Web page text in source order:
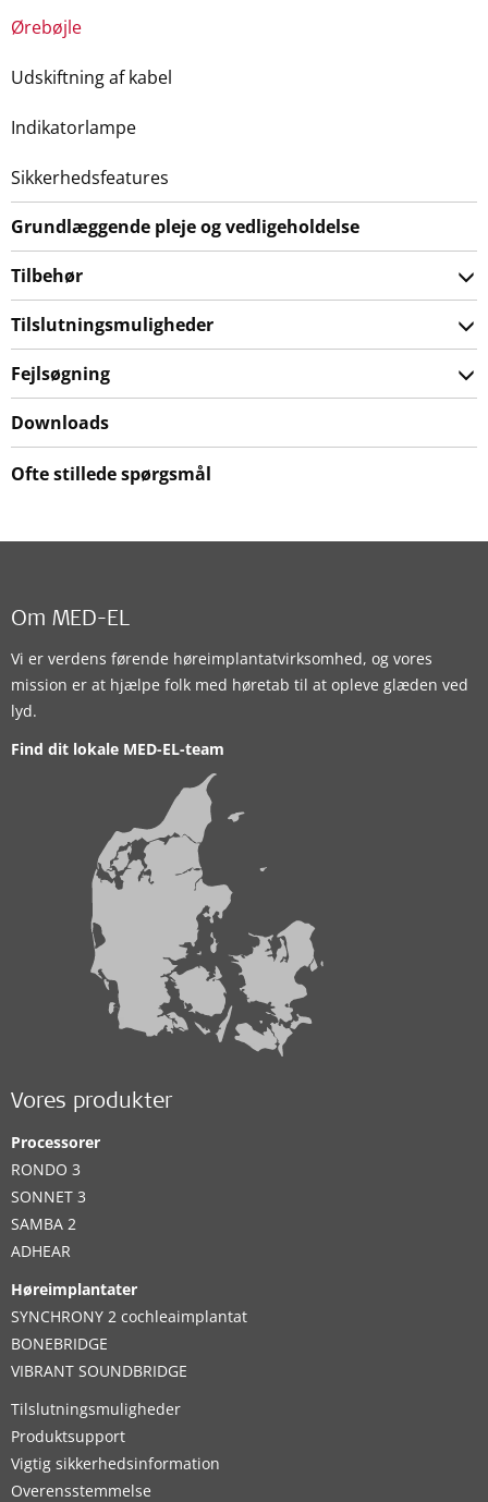
Ørebøjle
Udskiftning af kabel
Indikatorlampe
Sikkerhedsfeatures
Grundlæggende pleje og vedligeholdelse
Tilbehør
Tilslutningsmuligheder
Fejlsøgning
Downloads
Ofte stillede spørgsmål
Om MED-EL
Vi er verdens førende høreimplantatvirksomhed, og vores
mission er at hjælpe folk med høretab til at opleve glæden ved
lyd.
Find dit lokale MED-EL-team
Vores produkter
Processorer
RONDO 3
SONNET 3
SAMBA 2
ADHEAR
Høreimplantater
SYNCHRONY 2 cochleaimplantat
BONEBRIDGE
VIBRANT SOUNDBRIDGE
Tilslutningsmuligheder
Produktsupport
Vigtig sikkerhedsinformation
Overensstemmelse